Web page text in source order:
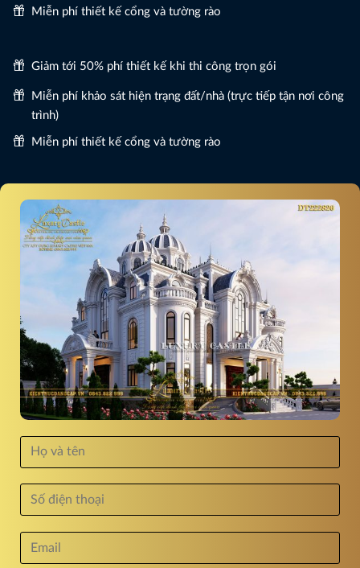
Miễn phí thiết kế cổng và tường rào
Giảm tới 50% phí thiết kế khi thi công trọn gói
Miễn phí khảo sát hiện trạng đất/nhà (trực tiếp tận nơi công
trình)
Miễn phí thiết kế cổng và tường rào